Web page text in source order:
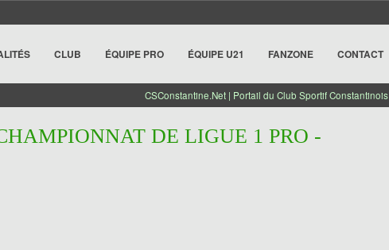
CLUB ÉQUIPE PRO ÉQUIPE U21 FANZONE CONTACT
CSConstantine.Net | Portail du Club Sportif Constantinois
DE LIGUE 1 PRO -